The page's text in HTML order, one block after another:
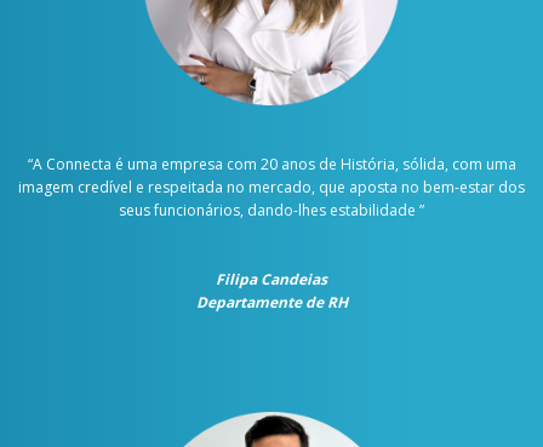
“A Connecta é uma empresa com 20 anos de História, sólida, com uma
imagem credível e respeitada no mercado, que aposta no bem-estar dos
seus funcionários, dando-lhes estabilidade ”
Filipa Candeias
Departamente de RH